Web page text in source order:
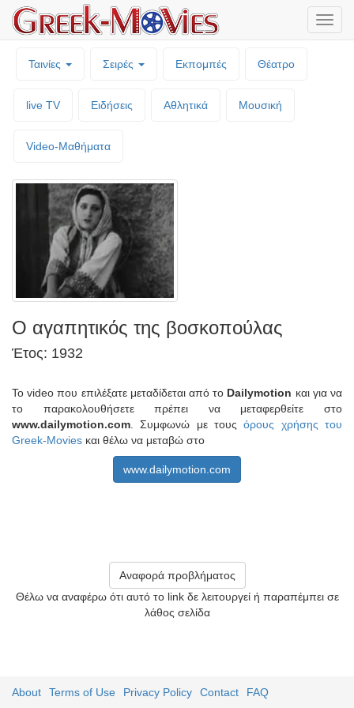
Ταινίες Σειρές Εκπομπές Θέατρο
live TV Ειδήσεις Αθλητικά Μουσική
Video-Mαθήματα
Ο αγαπητικός της βοσκοπούλας
Έτος: 1932
Το video που επιλέξατε μεταδίδεται από το Dailymotion και για να
το παρακολουθήσετε πρέπει να μεταφερθείτε στο
www.dailymotion.com . Συμφωνώ με τουςόρους χρήσης του
Greek-Movies και θέλω να μεταβώ στο
www.dailymotion.com
Αναφορά προβλήματος
Θέλω να αναφέρω ότι αυτό το link δε λειτουργεί ή παραπέμπει σε
λάθος σελίδα
About Terms of Use Privacy Policy Contact FAQ